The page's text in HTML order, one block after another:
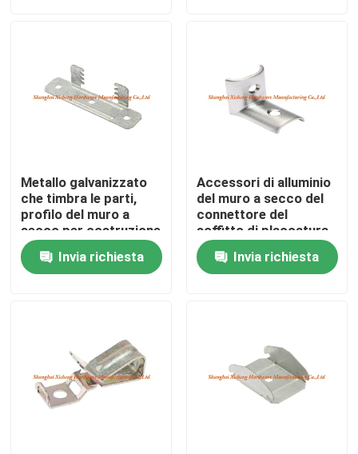
Circa noi
Controllo di qualità
Contattici
Pannello di Access di alluminio
Pannello di Access d'acciaio
Metallo galvanizzato
che timbra le parti,
profilo del muro a
secco per costruzione
Invia richiesta
Accessori di alluminio
del muro a secco del
connettore del
soffitto di placcatura
«L» «m.» del rodio
Invia richiesta